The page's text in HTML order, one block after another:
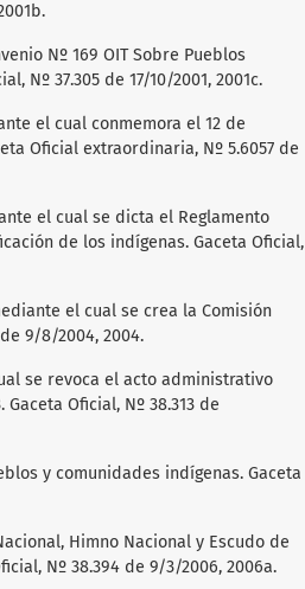
Nº 169 OIT Sobre Pueblos
Nº 37.305 de 17/10/2001, 2001c.
el cual conmemora el 12 de
Oficial extraordinaria, Nº 5.6057 de
el cual se dicta el Reglamento
de los indígenas. Gaceta Oficial,
el cual se crea la Comisión
9/8/2004, 2004.
se revoca el acto administrativo
Oficial, Nº 38.313 de
y comunidades indígenas. Gaceta
Himno Nacional y Escudo de
Nº 38.394 de 9/3/2006, 2006a.